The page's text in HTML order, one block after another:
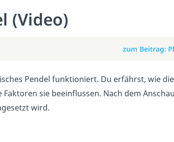
(Video)
zum Beitrag:
Pendel funktioniert. Du erfährst, wie
sie beeinflussen. Nach dem
wird.